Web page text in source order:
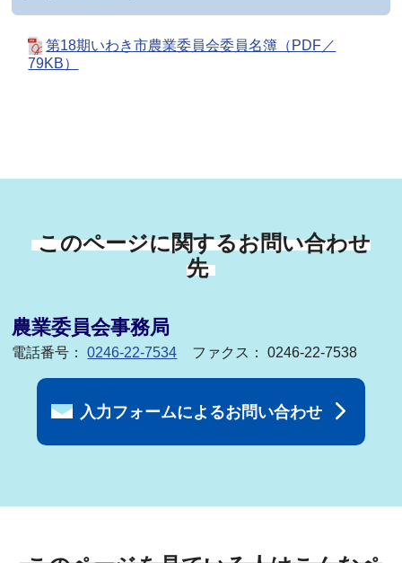
第18期いわき市農業委員会委員名簿（PDF／
79KB）
このページに関するお問い合わせ
先
農業委員会事務局
電話番号：0246-22-7534 ファクス： 0246-22-7538
入力フォームによるお問い合わせ